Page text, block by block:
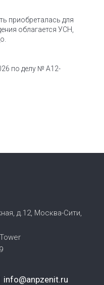
приобреталась для
облагается УСН,
по делу № А12-
д.12, Москва-Сити,
info@anpzenit.ru